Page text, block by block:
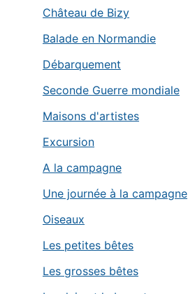
Château de Bizy
Balade en Normandie
Débarquement
Seconde Guerre mondiale
Maisons d'artistes
Excursion
A la campagne
Une journée à la campagne
Oiseaux
Les petites bêtes
Les grosses bêtes